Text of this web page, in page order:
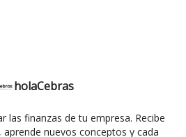
holaCebras
las finanzas de tu empresa. Recibe
nuevos conceptos y cada